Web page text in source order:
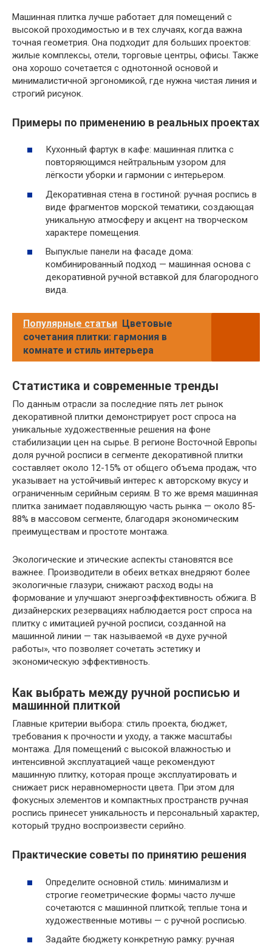
Машинная плитка лучше работает для помещений с
высокой проходимостью и в тех случаях, когда важна
точная геометрия. Она подходит для больших проектов:
жилые комплексы, отели, торговые центры, офисы. Также
она хорошо сочетается с однотонной основой и
минималистичной эргономикой, где нужна чистая линия и
строгий рисунок.
Примеры по применению в реальных проектах
Кухонный фартук в кафе: машинная плитка с
повторяющимся нейтральным узором для
лёгкости уборки и гармонии с интерьером.
Декоративная стена в гостиной: ручная роспись в
виде фрагментов морской тематики, создающая
уникальную атмосферу и акцент на творческом
характере помещения.
Выпуклые панели на фасаде дома:
комбинированный подход — машинная основа с
декоративной ручной вставкой для благородного
вида.
Популярные статьи Цветовые
сочетания плитки: гармония в
комнате и стиль интерьера
Статистика и современные тренды
По данным отрасли за последние пять лет рынок
декоративной плитки демонстрирует рост спроса на
уникальные художественные решения на фоне
стабилизации цен на сырье. В регионе Восточной Европы
доля ручной росписи в сегменте декоративной плитки
составляет около 12-15% от общего объема продаж, что
указывает на устойчивый интерес к авторскому вкусу и
ограниченным серийным сериям. В то же время машинная
плитка занимает подавляющую часть рынка — около 85-
88% в массовом сегменте, благодаря экономическим
преимуществам и простоте монтажа.
Экологические и этические аспекты становятся все
важнее. Производители в обеих ветках внедряют более
экологичные глазури, снижают расход воды на
формование и улучшают энергоэффективность обжига. В
дизайнерских резервациях наблюдается рост спроса на
плитку с имитацией ручной росписи, созданной на
машинной линии — так называемой «в духе ручной
работы», что позволяет сочетать эстетику и
экономическую эффективность.
Как выбрать между ручной росписью и
машинной плиткой
Главные критерии выбора: стиль проекта, бюджет,
требования к прочности и уходу, а также масштабы
монтажа. Для помещений с высокой влажностью и
интенсивной эксплуатацией чаще рекомендуют
машинную плитку, которая проще эксплуатировать и
снижает риск неравномерности цвета. При этом для
фокусных элементов и компактных пространств ручная
роспись принесет уникальность и персональный характер,
который трудно воспроизвести серийно.
Практические советы по принятию решения
Определите основной стиль: минимализм и
строгие геометрические формы часто лучше
сочетаются с машинной плиткой; теплые тона и
художественные мотивы — с ручной росписью.
Задайте бюджету конкретную рамку: ручная